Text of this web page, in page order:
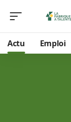
Actu Emploi